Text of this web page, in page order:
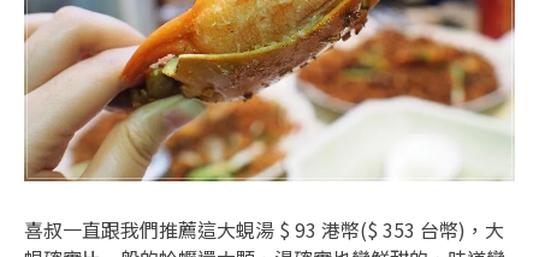
喜叔一直跟我們推薦這大蜆湯 $ 93 港幣($ 353 台幣)，大